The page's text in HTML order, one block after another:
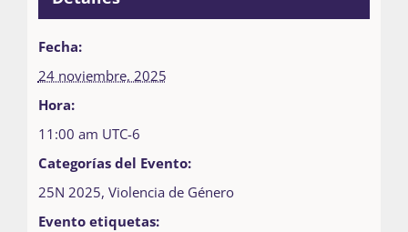
Fecha:
24 noviembre, 2025
Hora:
11:00 am UTC-6
Categorías del Evento:
25N 2025, Violencia de Género
Evento etiquetas: